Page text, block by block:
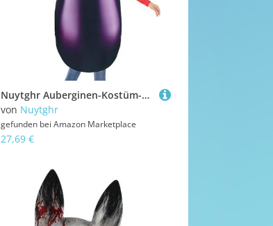
Nuytghr Auberginen-Kostüm-Outfit – Halloween-Kostüm für Erwachsene, Gemüse, Aubergine, lustiges Accessoire, Streich-Requisite für Familie, Freunde, Damen, Herren, ältere Menschen
von Nuytghr
gefunden bei Amazon Marketplace
27,69 €